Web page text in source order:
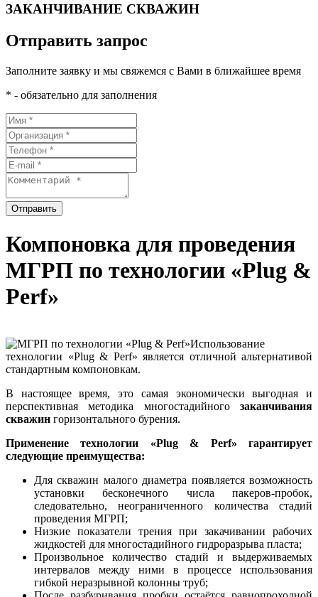
ЗАКАНЧИВАНИЕ СКВАЖИН
Отправить запрос
Заполните заявку и мы свяжемся с Вами в ближайшее время
* - обязательно для заполнения
Отправить
Компоновка для проведения
МГРП по технологии «Plug &
Perf»
Использование
технологии «Plug & Perf» является отличной альтернативой
стандартным компоновкам.
В настоящее время, это самая экономически выгодная и
перспективная методика многостадийного заканчивания
скважин горизонтального бурения.
Применение технологии «Plug & Perf» гарантирует
следующие преимущества:
Для скважин малого диаметра появляется возможность
установки бесконечного числа пакеров-пробок,
следовательно, неограниченного количества стадий
проведения МГРП;
Низкие показатели трения при закачивании рабочих
жидкостей для многостадийного гидроразрыва пласта;
Произвольное количество стадий и выдерживаемых
интервалов между ними в процессе использования
гибкой неразрывной колонны труб;